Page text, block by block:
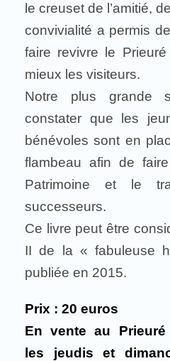
le creuset de l’amitié,
convivialité a permis
faire revivre le
mieux les visiteurs.
Notre plus grande
constater que les
bénévoles sont en
flambeau afin de
Patrimoine et le
successeurs.
Ce livre peut être
II de la « fabuleuse
publiée en 2015.
Prix : 20 euros
En vente au Prieuré
les jeudis et